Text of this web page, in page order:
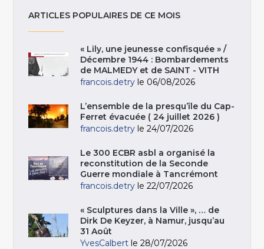
ARTICLES POPULAIRES DE CE MOIS
« Lily, une jeunesse confisquée » /
Décembre 1944 : Bombardements
de MALMEDY et de SAINT - VITH
francois.detry le 06/08/2026
L’ensemble de la presqu’île du Cap-
Ferret évacuée ( 24 juillet 2026 )
francois.detry le 24/07/2026
Le 300 ECBR asbl a organisé la
reconstitution de la Seconde
Guerre mondiale à Tancrémont
francois.detry le 22/07/2026
« Sculptures dans la Ville », … de
Dirk De Keyzer, à Namur, jusqu’au
31 Août
YvesCalbert le 28/07/2026